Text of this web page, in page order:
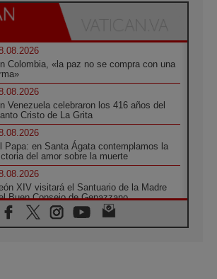
Colombia, «la paz no se compra con una
Venezuela celebraron los 416 años del
Cristo de La Grita
Papa: en Santa Ágata contemplamos la
del amor sobre la muerte
XIV visitará el Santuario de la Madre
Buen Consejo de Genazzano
el Vicariato Apostólico de Calapán